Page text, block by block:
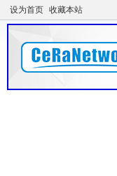
设为首页 收藏本站